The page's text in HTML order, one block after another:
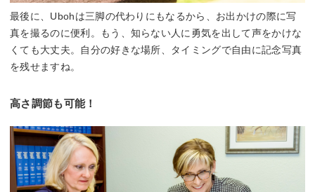
最後に、Ubohは三脚の代わりにもなるから、お出かけの際に写
真を撮るのに便利。もう、知らない人に勇気を出して声をかけな
くても大丈夫。自分の好きな場所、タイミングで自由に記念写真
を残せますね。
高さ調節も可能！